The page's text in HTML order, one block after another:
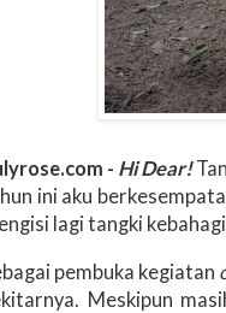
- Hi Dear!
ini aku
lagi tangki
pembuka kegiatan
Meskipun